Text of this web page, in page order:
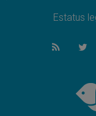
de
La
El
Estatus